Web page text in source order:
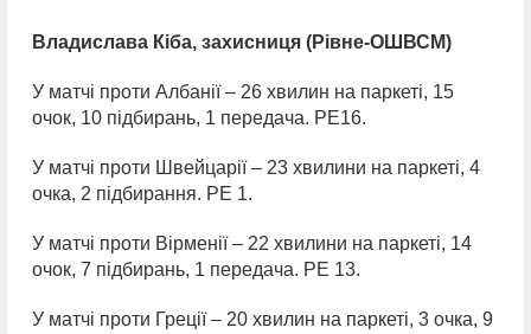
Владислава Кіба, захисниця (Рівне-ОШВСМ)
У матчі проти Албанії – 26 хвилин на паркеті, 15
очок, 10 підбирань, 1 передача. РЕ16.
У матчі проти Швейцарії – 23 хвилини на паркеті, 4
очка, 2 підбирання. РЕ 1.
У матчі проти Вірменії – 22 хвилини на паркеті, 14
очок, 7 підбирань, 1 передача. РЕ 13.
У матчі проти Греції – 20 хвилин на паркеті, 3 очка, 9